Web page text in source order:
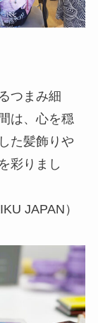
つまみ細
は、心を穏
た髪飾りや
彩りまし
JAPAN）